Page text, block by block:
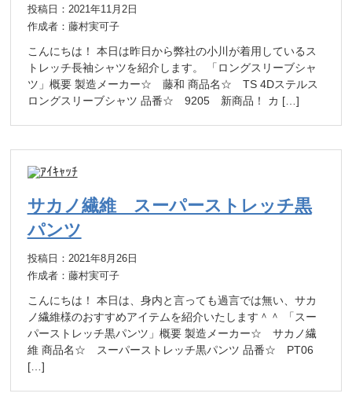
投稿日：2021年11月2日
作成者：藤村実可子
こんにちは！ 本日は昨日から弊社の小川が着用しているス
トレッチ長袖シャツを紹介します。 「ロングスリーブシャ
ツ」概要 製造メーカー☆ 藤和 商品名☆ TS 4Dステルス
ロングスリーブシャツ 品番☆ 9205 新商品！ カ […]
サカノ繊維 スーパーストレッチ黒
パンツ
投稿日：2021年8月26日
作成者：藤村実可子
こんにちは！ 本日は、身内と言っても過言では無い、サカ
ノ繊維様のおすすめアイテムを紹介いたします＾＾ 「スー
パーストレッチ黒パンツ」概要 製造メーカー☆ サカノ繊
維 商品名☆ スーパーストレッチ黒パンツ 品番☆ PT06
[…]